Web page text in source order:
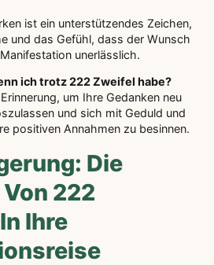
ist ein unterstützendes Zeichen,
und das Gefühl, dass der Wunsch
unerlässlich.
ich trotz 222 Zweifel habe?
um Ihre Gedanken neu
und sich mit Geduld und
positiven Annahmen zu besinnen.
Die
222
Ihre